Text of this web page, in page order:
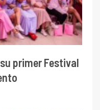
primer Festival